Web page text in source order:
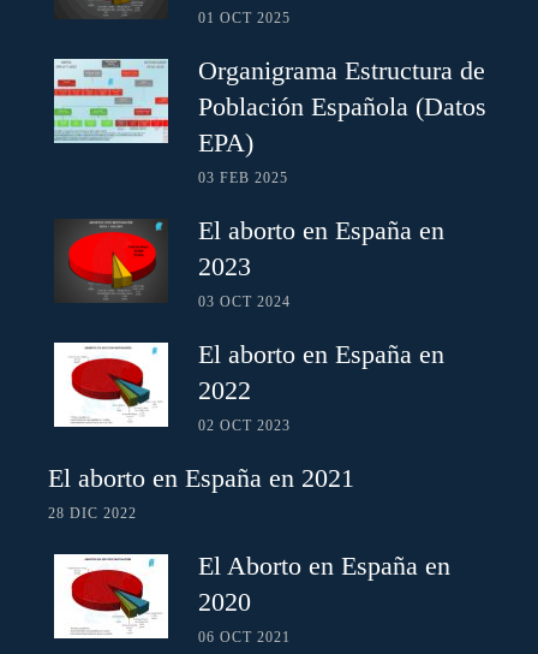
01 OCT 2025
Organigrama Estructura de
Población Española (Datos
EPA)
03 FEB 2025
El aborto en España en
2023
03 OCT 2024
El aborto en España en
2022
02 OCT 2023
El aborto en España en 2021
28 DIC 2022
El Aborto en España en
2020
06 OCT 2021